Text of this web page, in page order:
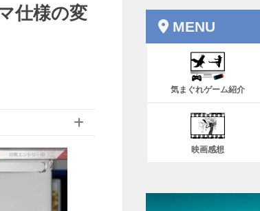
仕様の変
MENU
気まぐれゲーム紹介
映画感想